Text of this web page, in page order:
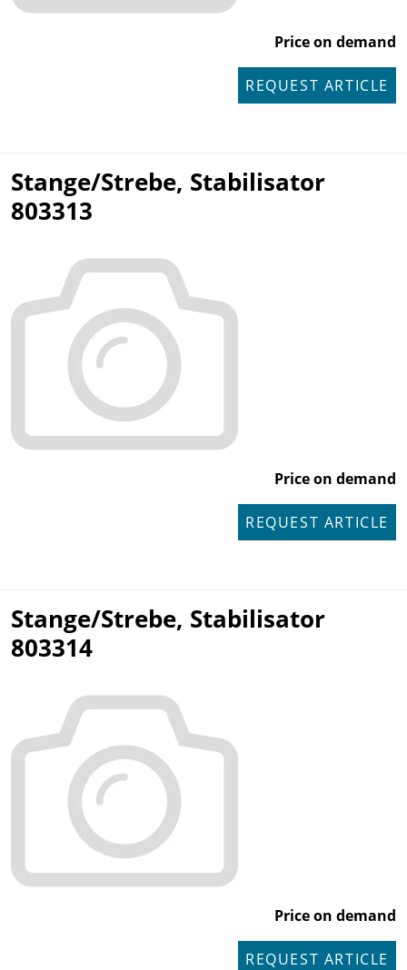
Price on demand
REQUEST ARTICLE
Stange/Strebe, Stabilisator
803313
Price on demand
REQUEST ARTICLE
Stange/Strebe, Stabilisator
803314
Price on demand
REQUEST ARTICLE